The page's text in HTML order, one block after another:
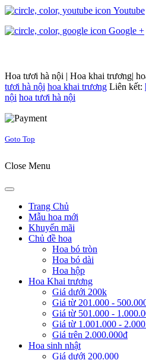
Youtube
Google +
Hoa tươi hà nội | Hoa khai trương|
tươi hà nội hoa khai trương Liên kết:
nội hoa tươi hà nội
Goto Top
Close Menu
Trang Chủ
Mẫu hoa mới
Khuyến mãi
Chủ đề hoa
Hoa bó tròn
Hoa bó dài
Hoa hộp
Hoa Khai trương
Giá dưới 200k
Giá từ 201.000 -
Giá từ 501.000 -
Giá từ 1.001.000 -
Giá trên 2.000.000đ
Hoa sinh nhật
Giá dưới 200.000